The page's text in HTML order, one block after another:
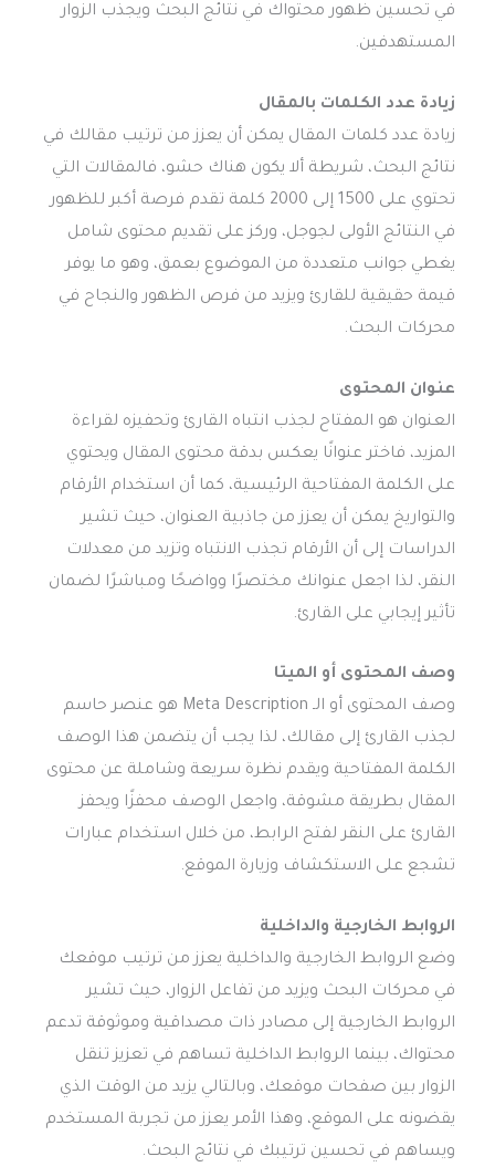
في تحسين ظهور محتواك في نتائج البحث ويجذب الزوار
المستهدفين.
زيادة عدد الكلمات بالمقال
زيادة عدد كلمات المقال يمكن أن يعزز من ترتيب مقالك في
نتائج البحث، شريطة ألا يكون هناك حشو، فالمقالات التي
تحتوي على 1500 إلى 2000 كلمة تقدم فرصة أكبر للظهور
في النتائج الأولى لجوجل، وركز على تقديم محتوى شامل
يغطي جوانب متعددة من الموضوع بعمق، وهو ما يوفر
قيمة حقيقية للقارئ ويزيد من فرص الظهور والنجاح في
محركات البحث.
عنوان المحتوى
العنوان هو المفتاح لجذب انتباه القارئ وتحفيزه لقراءة
المزيد، فاختر عنوانًا يعكس بدقة محتوى المقال ويحتوي
على الكلمة المفتاحية الرئيسية، كما أن استخدام الأرقام
والتواريخ يمكن أن يعزز من جاذبية العنوان، حيث تشير
الدراسات إلى أن الأرقام تجذب الانتباه وتزيد من معدلات
النقر، لذا اجعل عنوانك مختصرًا وواضحًا ومباشرًا لضمان
تأثير إيجابي على القارئ.
وصف المحتوى أو الميتا
وصف المحتوى أو الـ Meta Description هو عنصر حاسم
لجذب القارئ إلى مقالك، لذا يجب أن يتضمن هذا الوصف
الكلمة المفتاحية ويقدم نظرة سريعة وشاملة عن محتوى
المقال بطريقة مشوقة، واجعل الوصف محفزًا ويحفز
القارئ على النقر لفتح الرابط، من خلال استخدام عبارات
تشجع على الاستكشاف وزيارة الموقع.
الروابط الخارجية والداخلية
وضع الروابط الخارجية والداخلية يعزز من ترتيب موقعك
في محركات البحث ويزيد من تفاعل الزوار، حيث تشير
الروابط الخارجية إلى مصادر ذات مصداقية وموثوقة تدعم
محتواك، بينما الروابط الداخلية تساهم في تعزيز تنقل
الزوار بين صفحات موقعك، وبالتالي يزيد من الوقت الذي
يقضونه على الموقع، وهذا الأمر يعزز من تجربة المستخدم
ويساهم في تحسين ترتيبك في نتائج البحث.